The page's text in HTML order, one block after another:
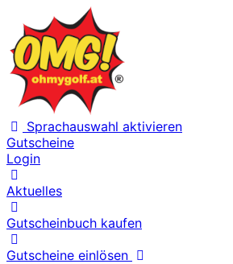
Sprachauswahl aktivieren
Gutscheine
Login
Aktuelles
Gutscheinbuch kaufen
Gutscheine einlösen